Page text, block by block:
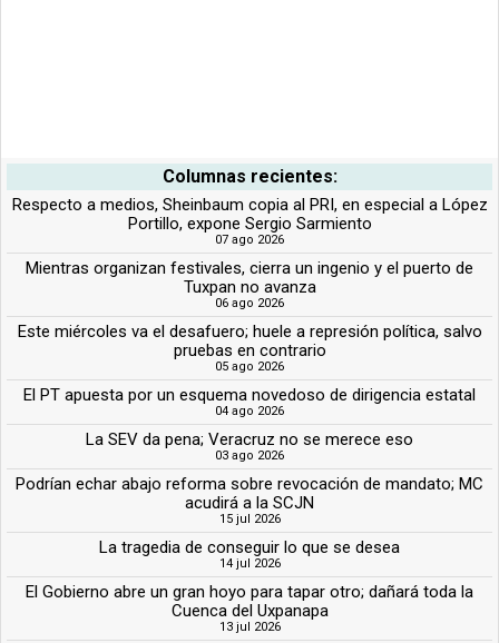
Columnas recientes:
Respecto a medios, Sheinbaum copia al PRI, en especial a López
Portillo, expone Sergio Sarmiento
07 ago 2026
Mientras organizan festivales, cierra un ingenio y el puerto de
Tuxpan no avanza
06 ago 2026
Este miércoles va el desafuero; huele a represión política, salvo
pruebas en contrario
05 ago 2026
El PT apuesta por un esquema novedoso de dirigencia estatal
04 ago 2026
La SEV da pena; Veracruz no se merece eso
03 ago 2026
Podrían echar abajo reforma sobre revocación de mandato; MC
acudirá a la SCJN
15 jul 2026
La tragedia de conseguir lo que se desea
14 jul 2026
El Gobierno abre un gran hoyo para tapar otro; dañará toda la
Cuenca del Uxpanapa
13 jul 2026